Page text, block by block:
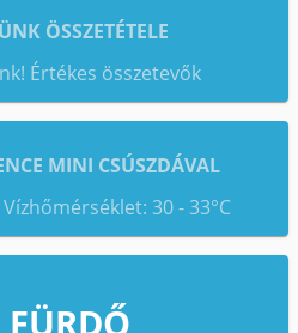
ÖSSZETÉTELE
Értékes összetevők
MINI CSÚSZDÁVAL
30 - 33°C
FÜRDŐ